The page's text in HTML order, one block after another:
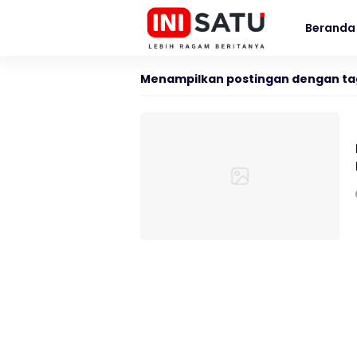
Beranda
Menampilkan postingan dengan